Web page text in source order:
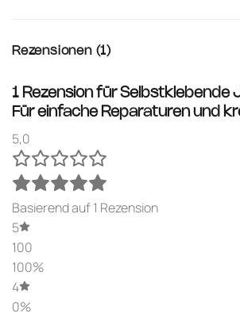
Rezensionen (1)
1 Rezension fürSelbstklebende
Für einfache Reparaturen und
5,0
Basierend auf 1 Rezension
5
100
100%
4
0%